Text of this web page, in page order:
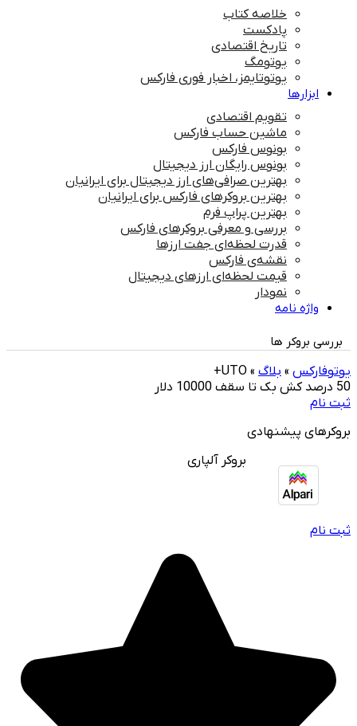
خلاصه کتاب
پادکست
تاریخ اقتصادی
یوتومگ
یوتوتایمز، اخبار فوری فارکس
ابزارها
تقویم اقتصادی
ماشین حساب فارکس
بونوس فارکس
بونوس رایگان ارز دیجیتال
بهترین صرافی‌های ارز دیجیتال برای ایرانیان
بهترین بروکرهای فارکس برای ایرانیان
بهترین پراپ‌ فرم
بررسی و معرفی بروکرهای فارکس
قدرت لحظه‌ای جفت ارزها
نقشه‌ی فارکس
قیمت لحظه‌ای ارزهای دیجیتال
نمودار
واژه نامه
بررسی بروکر ها
یوتوفارکس » بلاگ »
UTO+
50 درصد کش بک تا سقف 10000 دلار
ثبت نام
بروکرهای پیشنهادی
بروکر آلپاری
ثبت نام